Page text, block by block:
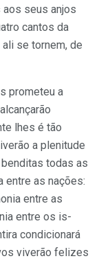
aos seus anjos
cantos da
se tornem, de
prometeu a
lhes é tão
a plenitude
todas as
entre as nações:
entre as
entre os is­
condicionará
viverão felizes